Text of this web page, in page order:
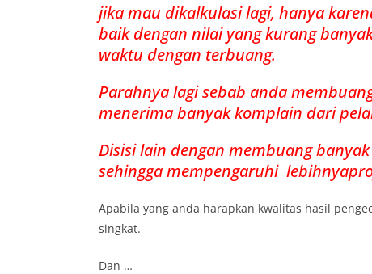
jika mau dikalkulasi lagi, hanya
baik dengan nilai yang kurang
waktu dengan terbuang.
Parahnya lagi sebab anda
menerima banyak komplain dari
Disisi lain dengan membuang
sehingga mempengaruhi
Apabila yang anda harapkan kwalitas hasil
singkat.
Dan …